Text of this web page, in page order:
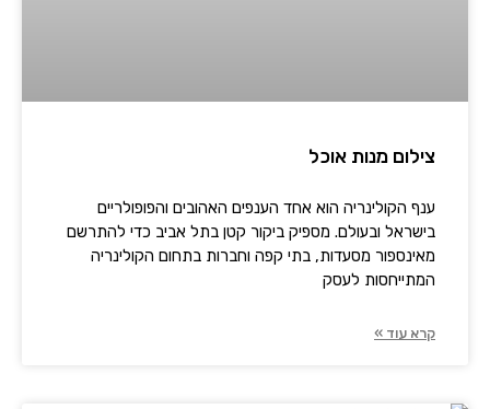
צילום מנות אוכל
ענף הקולינריה הוא אחד הענפים האהובים והפופולריים
בישראל ובעולם. מספיק ביקור קטן בתל אביב כדי להתרשם
מאינספור מסעדות, בתי קפה וחברות בתחום הקולינריה
המתייחסות לעסק
קרא עוד »